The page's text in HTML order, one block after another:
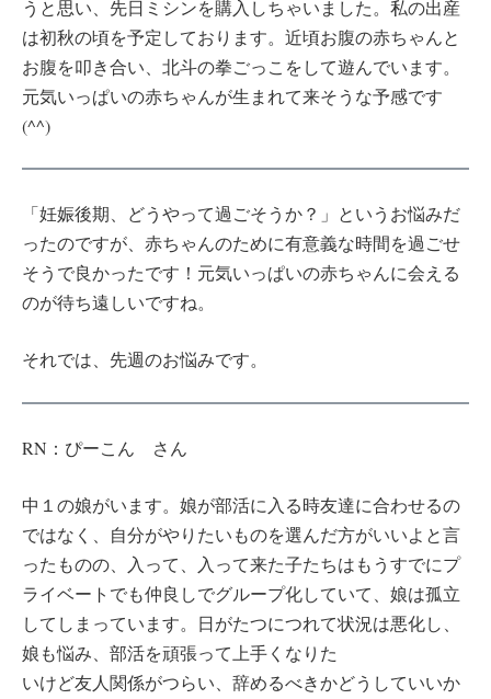
うと思い、先日ミシンを購入しちゃいました。私の出産
は初秋の頃を予定しております。近頃お腹の赤ちゃんと
お腹を叩き合い、北斗の拳ごっこをして遊んでいます。
元気いっぱいの赤ちゃんが生まれて来そうな予感です
(^^)
「妊娠後期、どうやって過ごそうか？」というお悩みだ
ったのですが、赤ちゃんのために有意義な時間を過ごせ
そうで良かったです！元気いっぱいの赤ちゃんに会える
のが待ち遠しいですね。
それでは、先週のお悩みです。
RN：ぴーこん さん
中１の娘がいます。娘が部活に入る時友達に合わせるの
ではなく、自分がやりたいものを選んだ方がいいよと言
ったものの、入って、入って来た子たちはもうすでにプ
ライベートでも仲良しでグループ化していて、娘は孤立
してしまっています。日がたつにつれて状況は悪化し、
娘も悩み、部活を頑張って上手くなりた
いけど友人関係がつらい、辞めるべきかどうしていいか